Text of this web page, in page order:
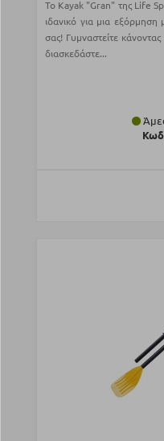
Το Kayak "Gran" της Life
ιδανικό για μια
σας! Γυμναστείτε
διασκεδάστε...